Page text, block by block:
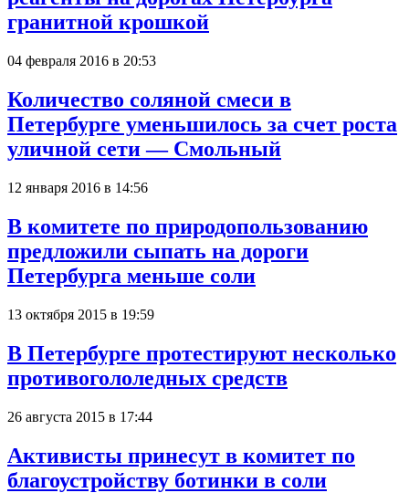
гранитной крошкой
04 февраля 2016 в 20:53
Количество соляной смеси в
Петербурге уменьшилось за счет роста
уличной сети — Смольный
12 января 2016 в 14:56
В комитете по природопользованию
предложили сыпать на дороги
Петербурга меньше соли
13 октября 2015 в 19:59
В Петербурге протестируют несколько
противогололедных средств
26 августа 2015 в 17:44
Активисты принесут в комитет по
благоустройству ботинки в соли